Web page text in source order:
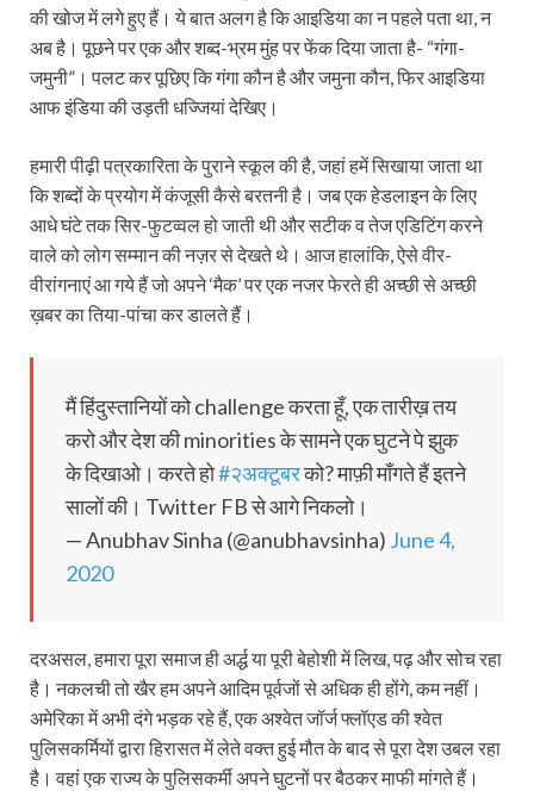
की खोज में लगे हुए हैं। ये बात अलग है कि आइडिया का न पहले पता था, न
अब है। पूछने पर एक और शब्द-भ्रम मुंह पर फेंक दिया जाता है- “गंगा-
जमुनी”। पलट कर पूछिए कि गंगा कौन है और जमुना कौन, फिर आइडिया
आफ इंडिया की उड़ती धज्जियां देखिए।
हमारी पीढ़ी पत्रकारिता के पुराने स्कूल की है, जहां हमें सिखाया जाता था
कि शब्दों के प्रयोग में कंजूसी कैसे बरतनी है। जब एक हेडलाइन के लिए
आधे घंटे तक सिर-फुटव्वल हो जाती थी और सटीक व तेज एडिटिंग करने
वाले को लोग सम्मान की नज़र से देखते थे। आज हालांकि, ऐसे वीर-
वीरांगनाएं आ गये हैं जो अपने ‘मैक’ पर एक नजर फेरते ही अच्छी से अच्छी
ख़बर का तिया-पांचा कर डालते हैं।
मैं हिंदुस्तानियों को challenge करता हूँ, एक तारीख़ तय
करो और देश की minorities के सामने एक घुटने पे झुक
के दिखाओ। करते हो#२अक्टूबरको? माफ़ी माँगते हैं इतने
सालों की। Twitter FB से आगे निकलो।
— Anubhav Sinha (@anubhavsinha) June 4,
2020
दरअसल, हमारा पूरा समाज ही अर्द्ध या पूरी बेहोशी में लिख, पढ़ और सोच रहा
है। नकलची तो खैर हम अपने आदिम पूर्वजों से अधिक ही होंगे, कम नहीं।
अमेरिका में अभी दंगे भड़क रहे हैं, एक अश्वेत जॉर्ज फ्लॉएड की श्वेत
पुलिसकर्मियों द्वारा हिरासत में लेते वक्त हुई मौत के बाद से पूरा देश उबल रहा
है। वहां एक राज्य के पुलिसकर्मी अपने घुटनों पर बैठकर माफी मांगते हैं।